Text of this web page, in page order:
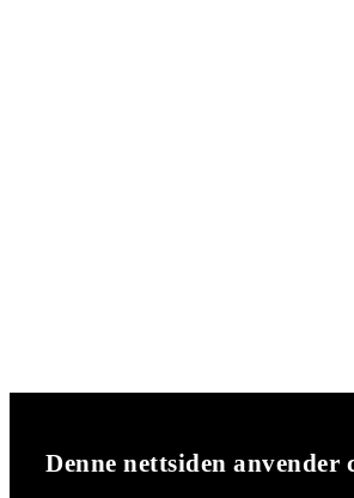
Denne nettsiden anvender